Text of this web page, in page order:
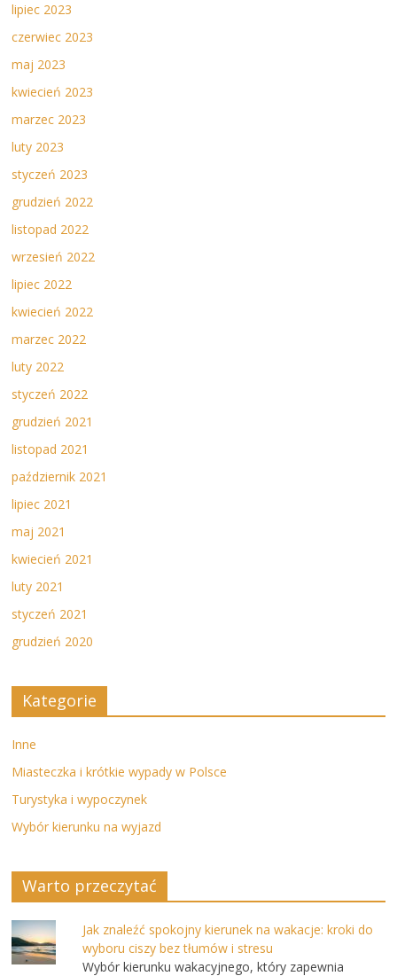
lipiec 2023
czerwiec 2023
maj 2023
kwiecień 2023
marzec 2023
luty 2023
styczeń 2023
grudzień 2022
listopad 2022
wrzesień 2022
lipiec 2022
kwiecień 2022
marzec 2022
luty 2022
styczeń 2022
grudzień 2021
listopad 2021
październik 2021
lipiec 2021
maj 2021
kwiecień 2021
luty 2021
styczeń 2021
grudzień 2020
Kategorie
Inne
Miasteczka i krótkie wypady w Polsce
Turystyka i wypoczynek
Wybór kierunku na wyjazd
Warto przeczytać
Jak znaleźć spokojny kierunek na wakacje: kroki do
wyboru ciszy bez tłumów i stresu
Wybór kierunku wakacyjnego, który zapewnia